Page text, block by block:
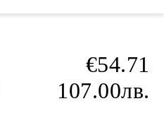
€54.71
107.00лв.